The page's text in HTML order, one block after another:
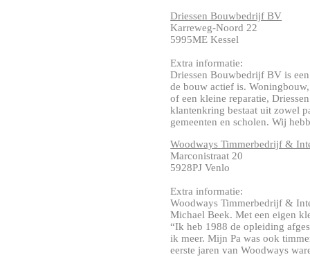
Driessen Bouwbedrijf BV
Karreweg-Noord 22
5995ME Kessel
Extra informatie:
Driessen Bouwbedrijf BV is
de bouw actief is.
of een kleine reparatie,
klantenkring bestaat uit zowel
gemeenten en scholen. Wij
Woodways Timmerbedrijf &
Marconistraat 20
5928PJ Venlo
Extra informatie:
Woodways Timmerbedrijf &
Michael Beek. Met een eigen
“Ik heb 1988 de opleiding
ik meer. Mijn Pa was ook
eerste jaren van Woodways